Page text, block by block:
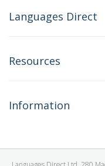
Languages Direct
Resources
Information